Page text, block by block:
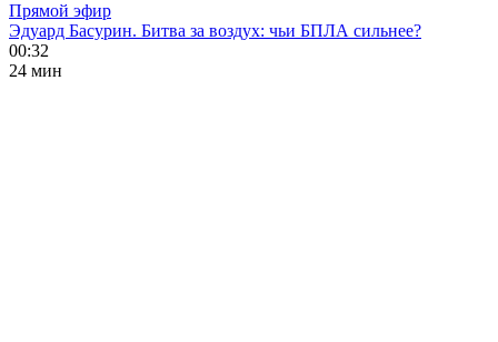
Прямой эфир
Эдуард Басурин. Битва за воздух: чьи БПЛА сильнее?
00:32
24 мин